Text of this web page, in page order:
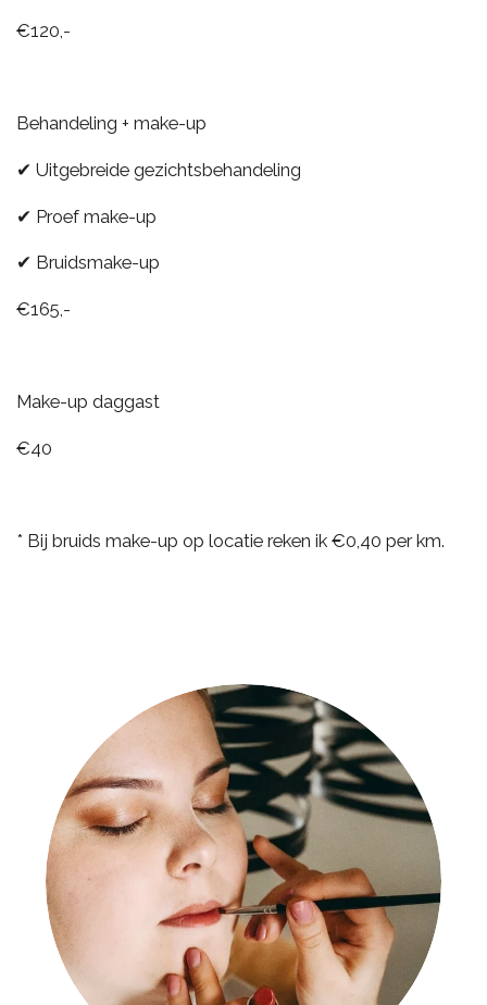
€120,-
Behandeling + make-up
✔ Uitgebreide gezichtsbehandeling
✔ Proef make-up
✔ Bruidsmake-up
€165,-
Make-up daggast
€40
* Bij bruids make-up op locatie reken ik €0,40 per km.